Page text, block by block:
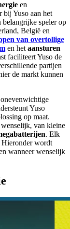
en
bij Yuso aan het
belangrijke speler op
België en
van overtollige
en het aansturen
faciliteert Yuso de
partijen
de markt kunnen
Yuso
op maat.
van kleine
. Elk
Hieronder wordt
wanneer wenselijk